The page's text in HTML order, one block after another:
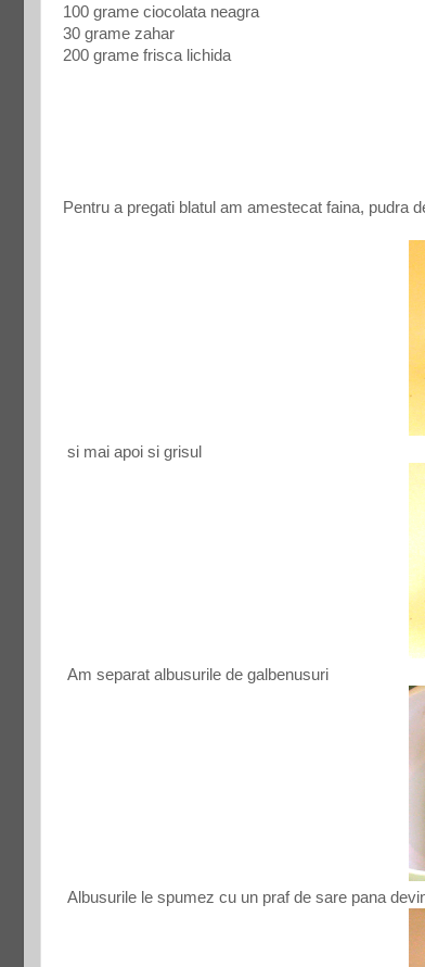
100 grame ciocolata neagra
30 grame zahar
200 grame frisca lichida
Pentru a pregati blatul am amestecat faina, pudra
si mai apoi si grisul
Am separat albusurile de galbenusuri
Albusurile le spumez cu un praf de sare pana